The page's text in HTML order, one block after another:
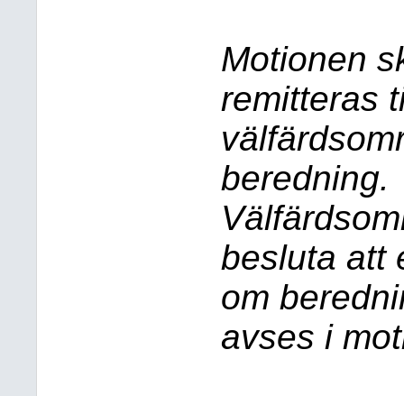
Motionen
remitteras
beredning.
besluta att
om
avses i